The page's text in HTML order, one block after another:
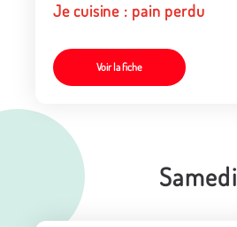
Je cuisine : pain perdu
Voir la fiche
Samedi